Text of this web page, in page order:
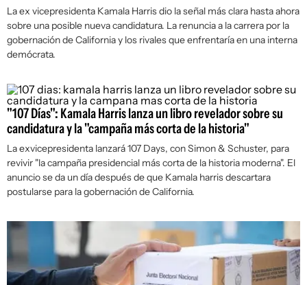
La ex vicepresidenta Kamala Harris dio la señal más clara hasta ahora
sobre una posible nueva candidatura. La renuncia a la carrera por la
gobernación de California y los rivales que enfrentaría en una interna
demócrata.
"107 Días": Kamala Harris lanza un libro revelador sobre su
candidatura y la "campaña más corta de la historia"
La exvicepresidenta lanzará107 Days, con Simon & Schuster, para
revivir "la campaña presidencial más corta de la historia moderna". El
anuncio se da un día después de que Kamala harris descartara
postularse para la gobernación de California.